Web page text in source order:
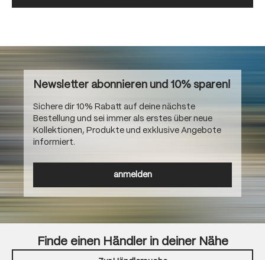
Newsletter abonnieren und 10% sparen!
Sichere dir 10% Rabatt auf deine nächste
Bestellung und sei immer als erstes über neue
Kollektionen, Produkte und exklusive Angebote
informiert.
anmelden
Finde einen Händler in deiner Nähe